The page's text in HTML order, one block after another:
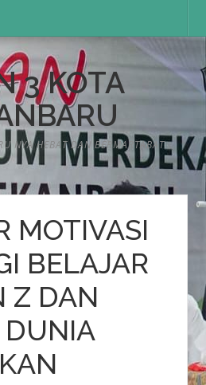
3 KOTA
NYA HEBAT DAN BERMARTABAT
MOTIVASI
BELAJAR
Z DAN
DUNIA